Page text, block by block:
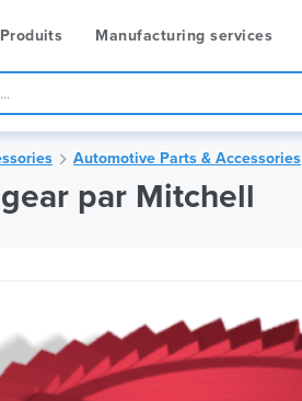
Produits Manufacturing services
Automotive Parts & Accessories
par Mitchell